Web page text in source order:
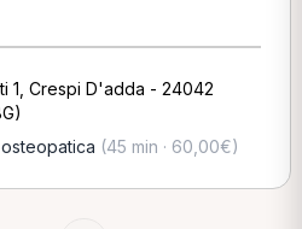
1, Crespi D'adda - 24042
(45 min · 60,00€)